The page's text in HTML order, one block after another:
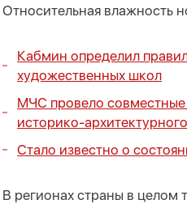
Относительная влажность
Кабмин определил
художественных школ
МЧС провело совместные
историко-
Стало известно о
В регионах страны в целом